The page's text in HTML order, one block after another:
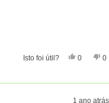
estrelas é a
com o sito resíduo
e são mais baratos. Por
nem comprarei.
Isto foi útil? Sim,
0 0
1 ano atrás